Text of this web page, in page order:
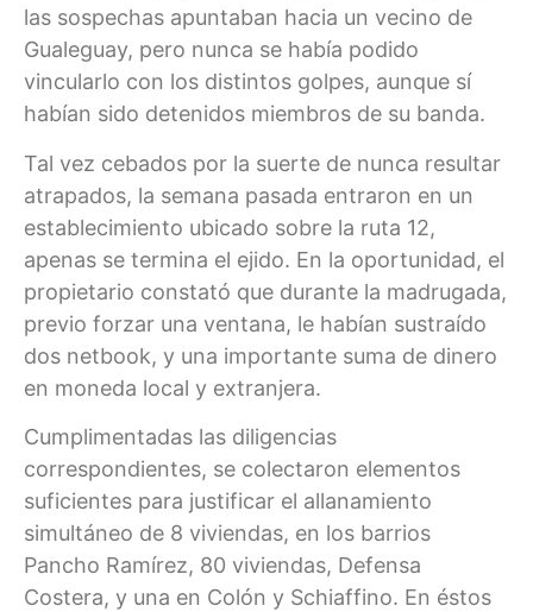
las sospechas apuntaban hacia un vecino de
Gualeguay, pero nunca se había podido
vincularlo con los distintos golpes, aunque sí
habían sido detenidos miembros de su banda.
Tal vez cebados por la suerte de nunca resultar
atrapados, la semana pasada entraron en un
establecimiento ubicado sobre la ruta 12,
apenas se termina el ejido. En la oportunidad, el
propietario constató que durante la madrugada,
previo forzar una ventana, le habían sustraído
dos netbook, y una importante suma de dinero
en moneda local y extranjera.
Cumplimentadas las diligencias
correspondientes, se colectaron elementos
suficientes para justificar el allanamiento
simultáneo de 8 viviendas, en los barrios
Pancho Ramírez, 80 viviendas, Defensa
Costera, y una en Colón y Schiaffino. En éstos